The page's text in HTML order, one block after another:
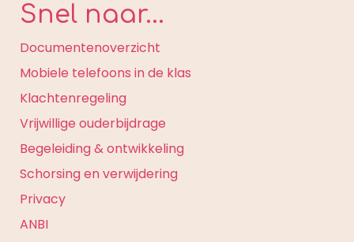
Snel naar...
Documentenoverzicht
Mobiele telefoons in de klas
Klachtenregeling
Vrijwillige ouderbijdrage
Begeleiding & ontwikkeling
Schorsing en verwijdering
Privacy
ANBI